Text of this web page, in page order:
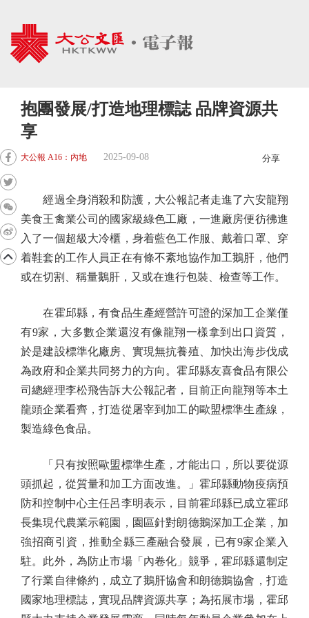
抱團發展/打造地理標誌 品牌資源共
享
大公報 A16：內地 2025-09-08 分享
經過全身消殺和防護，大公報記者走進了六安龍翔
美食王禽業公司的國家級綠色工廠，一進廠房便彷彿進
入了一個超級大冷櫃，身着藍色工作服、戴着口罩、穿
着鞋套的工作人員正在有條不紊地協作加工鵝肝，他們
或在切割、稱量鵝肝，又或在進行包裝、檢查等工作。
在霍邱縣，有食品生產經營許可證的深加工企業僅
有9家，大多數企業還沒有像龍翔一樣拿到出口資質，
於是建設標準化廠房、實現無抗養殖、加快出海步伐成
為政府和企業共同努力的方向。霍邱縣友喜食品有限公
司總經理李松飛告訴大公報記者，目前正向龍翔等本土
龍頭企業看齊，打造從屠宰到加工的歐盟標準生產線，
製造綠色食品。
「只有按照歐盟標準生產，才能出口，所以要從源
頭抓起，從質量和加工方面改進。」霍邱縣動物疫病預
防和控制中心主任呂李明表示，目前霍邱縣已成立霍邱
長集現代農業示範園，園區針對朗德鵝深加工企業，加
強招商引資，推動全縣三產融合發展，已有9家企業入
駐。此外，為防止市場「內卷化」競爭，霍邱縣還制定
了行業自律條約，成立了鵝肝協會和朗德鵝協會，打造
國家地理標誌，實現品牌資源共享；為拓展市場，霍邱